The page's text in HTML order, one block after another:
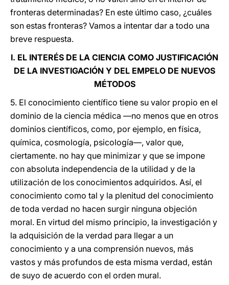
fronteras determinadas? En este último caso, ¿cuáles
son estas fronteras? Vamos a intentar dar a todo una
breve respuesta.
I. EL INTERÉS DE LA CIENCIA COMO JUSTIFICACIÓN
DE LA INVESTIGACIÓN Y DEL EMPELO DE NUEVOS
MÉTODOS
5. El conocimiento científico tiene su valor propio en el
dominio de la ciencia médica —no menos que en otros
dominios científicos, como, por ejemplo, en física,
química, cosmología, psicología—, valor que,
ciertamente. no hay que minimizar y que se impone
con absoluta independencia de la utilidad y de la
utilización de los conocimientos adquiridos. Así, el
conocimiento como tal y la plenitud del conocimiento
de toda verdad no hacen surgir ninguna objeción
moral. En virtud del mismo principio, la investigación y
la adquisición de la verdad para llegar a un
conocimiento y a una comprensión nuevos, más
vastos y más profundos de esta misma verdad, están
de suyo de acuerdo con el orden mural.